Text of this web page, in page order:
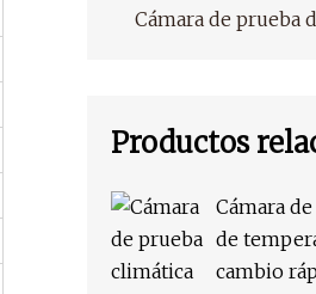
Cámara de prueba
Productos
Cámara
de
cambio